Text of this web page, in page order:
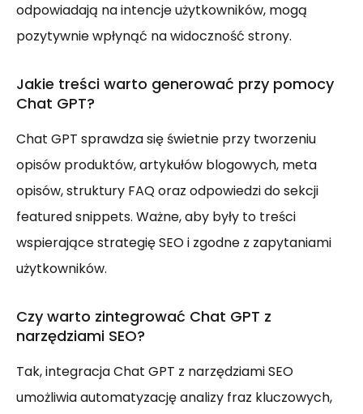
odpowiadają na intencje użytkowników, mogą
pozytywnie wpłynąć na widoczność strony.
Jakie treści warto generować przy pomocy
Chat GPT?
Chat GPT sprawdza się świetnie przy tworzeniu
opisów produktów, artykułów blogowych, meta
opisów, struktury FAQ oraz odpowiedzi do sekcji
featured snippets. Ważne, aby były to treści
wspierające strategię SEO i zgodne z zapytaniami
użytkowników.
Czy warto zintegrować Chat GPT z
narzędziami SEO?
Tak, integracja Chat GPT z narzędziami SEO
umożliwia automatyzację analizy fraz kluczowych,